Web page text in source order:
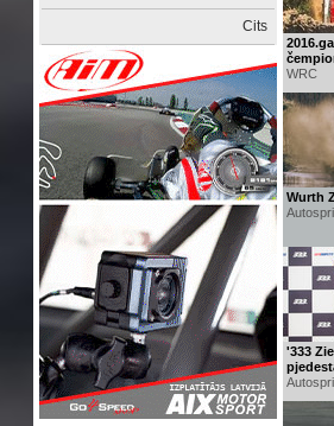
Cits
WRC
Wurth
'333